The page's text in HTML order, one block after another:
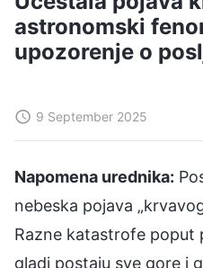
astronomski
upozorenje o
9 September 2025
Napomena urednika:
nebeska pojava
Razne katastrofe poput
gladi postaju sve gore i